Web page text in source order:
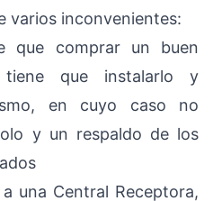
varios inconvenientes:
que comprar un buen
tiene que instalarlo y
en cuyo caso no
y un respaldo de los
una Central Receptora,